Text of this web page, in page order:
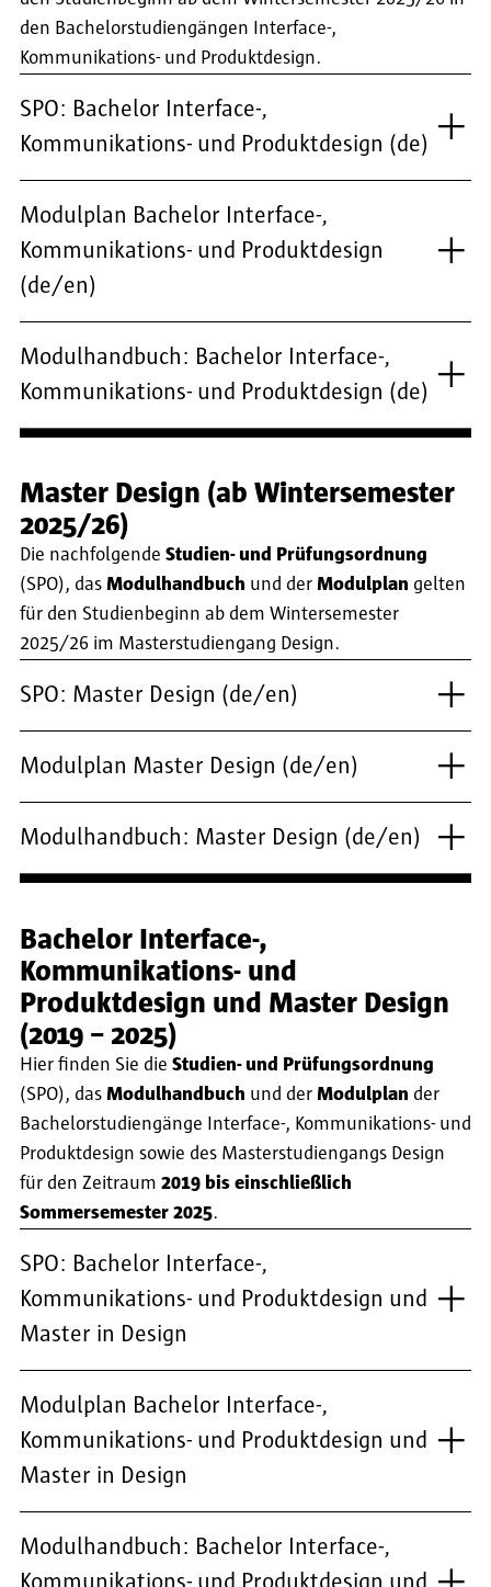
den Bachelorstudiengängen Interface-,
Kommunikations- und Produktdesign.
SPO: Bachelor Interface-,
Kommunikations- und Produktdesign (de)
Modulplan Bachelor Interface-,
Kommunikations- und Produktdesign
(de/en)
Modulhandbuch: Bachelor Interface-,
Kommunikations- und Produktdesign (de)
Master Design (ab Wintersemester
2025/26)
Die nachfolgende Studien- und Prüfungsordnung
(SPO), das Modulhandbuch und der Modulplan gelten
für den Studienbeginn ab dem Wintersemester
2025/26 im Masterstudiengang Design.
SPO: Master Design (de/en)
Modulplan Master Design (de/en)
Modulhandbuch: Master Design (de/en)
Bachelor Interface-,
Kommunikations- und
Produktdesign und Master Design
(2019 – 2025)
Hier finden Sie die Studien- und Prüfungsordnung
(SPO), das Modulhandbuch und der Modulplan der
Bachelorstudiengänge Interface-, Kommunikations- und
Produktdesign sowie des Masterstudiengangs Design
für den Zeitraum 2019 bis einschließlich
Sommersemester 2025.
SPO: Bachelor Interface-,
Kommunikations- und Produktdesign und
Master in Design
Modulplan Bachelor Interface-,
Kommunikations- und Produktdesign und
Master in Design
Modulhandbuch: Bachelor Interface-,
Kommunikations- und Produktdesign und